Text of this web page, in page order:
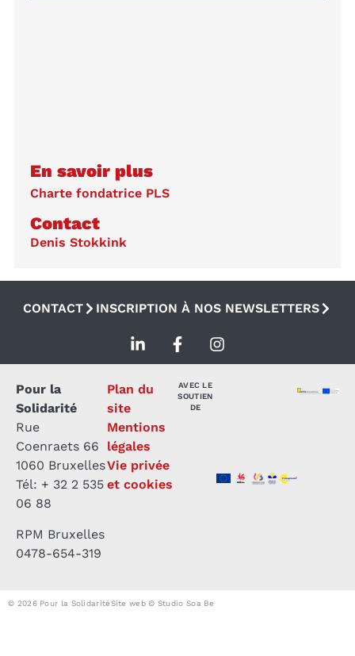
En savoir plus
Charte fondatrice PLS
Contact
Denis Stokkink
CONTACT INSCRIPTION À NOS NEWSLETTERS
Pour la
Solidarité
Rue
Coenraets 66
1060 Bruxelles
Tél: + 32 2 535
06 88
RPM Bruxelles
0478-654-319
AVEC LE
SOUTIEN
DE
Plan du
site
Mentions
légales
Vie privée
et cookies
© 2026 Pour la SolidaritéSite web © Studio Soa Be